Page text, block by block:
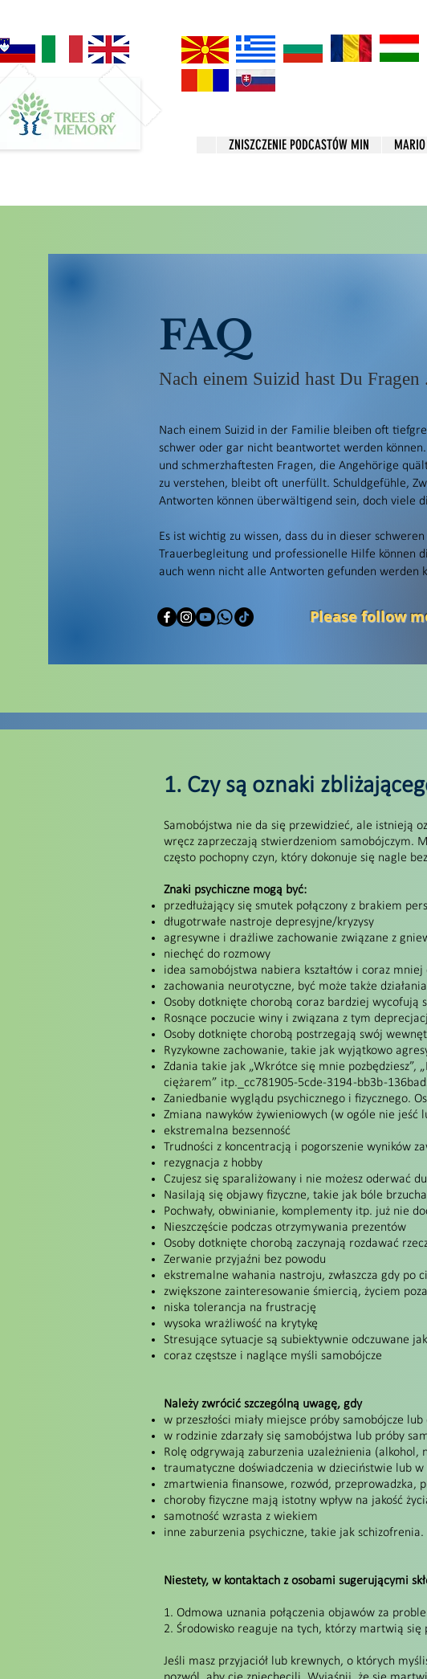
ZNISZCZENIE PODCASTÓW MIN
FAQ
Nach einem Suizid hast Du Fragen
Nach einem Suizid in der Familie bleiben oft
schwer oder gar nicht beantwortet werden
und schmerzhaftesten Fragen, die Angehörige
zu verstehen, bleibt oft unerfüllt. Schuldgefühle,
Antworten können überwältigend sein, doch viele
Es ist wichtig zu wissen, dass du in dieser
Trauerbegleitung und professionelle Hilfe können
auch wenn nicht alle Antworten gefunden werden
Please follow
1. Czy są oznaki
Samobójstwa nie da się przewidzieć, ale istnieją
wręcz zaprzeczają stwierdzeniom samobójczym.
często pochopny czyn, który dokonuje się nagle
Znaki psychiczne mogą być:
przedłużający się smutek połączony z brakiem
długotrwałe nastroje depresyjne/kryzysy
agresywne i drażliwe zachowanie związane z
niechęć do rozmowy
idea samobójstwa nabiera kształtów i coraz
zachowania neurotyczne, być może także
Osoby dotknięte chorobą coraz bardziej wycofują
Rosnące poczucie winy i związana z tym
Osoby dotknięte chorobą postrzegają swój
Ryzykowne zachowanie, takie jak wyjątkowo
Zdania takie jak „Wkrótce się mnie
ciężarem” itp._cc781905-5cde-3194 -bb3b -
Zaniedbanie wyglądu psychicznego i fizycznego.
Zmiana nawyków żywieniowych (w ogóle nie jeść
ekstremalna bezsenność
Trudności z koncentracją i pogorszenie wyników
rezygnacja z hobby
Czujesz się sparaliżowany i nie możesz oderwać
Nasilają się objawy fizyczne, takie jak bóle
Pochwały, obwinianie, komplementy itp. już nie
Nieszczęście podczas otrzymywania prezentów
Osoby dotknięte chorobą zaczynają rozdawać
Zerwanie przyjaźni bez powodu
ekstremalne wahania nastroju, zwłaszcza gdy po
zwiększone zainteresowanie śmiercią, życiem
niska tolerancja na frustrację
wysoka wrażliwość na krytykę
Stresujące sytuacje są subiektywnie odczuwane
coraz częstsze i naglące myśli samobójcze
Należy zwrócić szczególną uwagę, gdy
w przeszłości miały miejsce próby samobójcze
w rodzinie zdarzały się samobójstwa lub próby
Rolę odgrywają zaburzenia uzależnienia (alkohol,
traumatyczne doświadczenia w dzieciństwie lub
zmartwienia finansowe, rozwód, przeprowadzka,
choroby fizyczne mają istotny wpływ na jakość
samotność wzrasta z wiekiem
inne zaburzenia psychiczne, takie jak schizofrenia.
Niestety, w kontaktach z osobami sugerującymi
1. Odmowa uznania połączenia objawów za
2. Środowisko reaguje na tych, którzy martwią się
Jeśli masz przyjaciół lub krewnych, o których